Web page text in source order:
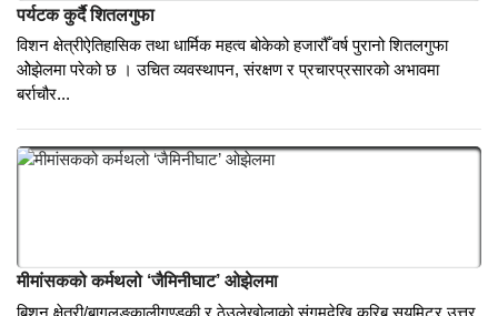
ओझेल
विशन क्षेत्रीऐतिहासिक तथा धार्मिक महत्व बोकेको हजारौँ वर्ष पुरानो शितलगुफा
ओेझेलमा परेको छ । उचित व्यवस्थापन, संरक्षण र प्रचारप्रसारको अभावमा
बर्राचौर...